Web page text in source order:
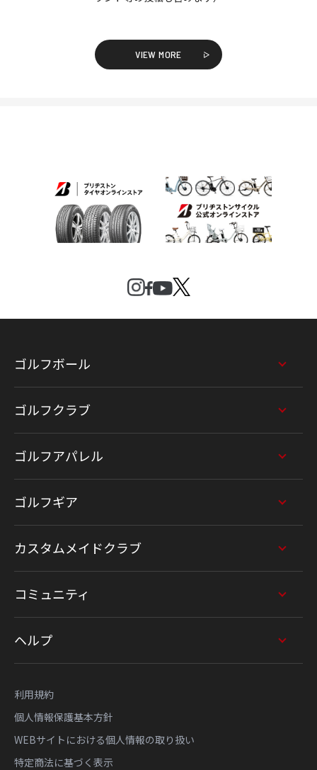
VIEW MORE
ゴルフボール
ゴルフクラブ
ゴルフアパレル
ゴルフギア
カスタムメイドクラブ
コミュニティ
ヘルプ
利用規約
個人情報保護基本方針
WEBサイトにおける個人情報の取り扱い
特定商法に基づく表示